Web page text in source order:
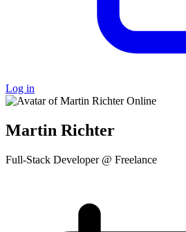
Log in
Online
Martin Richter
Full-Stack Developer @ Freelance